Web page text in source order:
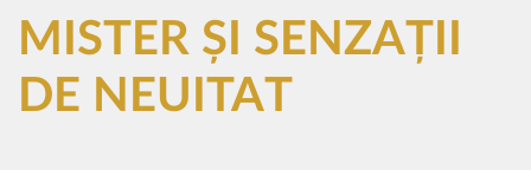
MISTER ȘI SENZAȚII
DE NEUITAT